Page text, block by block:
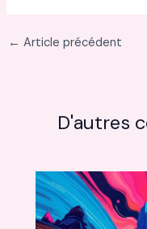
← Article précédent
D'autres